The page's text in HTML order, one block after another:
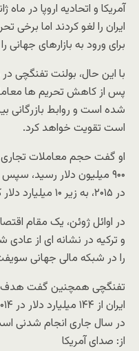
آمریکا و اتحادیه اروپا در
ایران را لغو کردند اما برخی
برای ورود به بازارهای
با این حال، بولنت تفنگچی
پس از کاهش تحریم ها
شده است و روابط بازرگانی
است تقویت خواهد کرد.
در ۲۰۱۵، به زیر ۱۰ میلیارد دلار کاهش یافت.
در اوائل ژوئن، یک مقام
و ترکیه در نشانه ای از
را در شبکه مالی جهانی سویفت
تفنگچی همچنین گفت هدف
در سال جاری انجام شدنی
از: صدای آمریکا